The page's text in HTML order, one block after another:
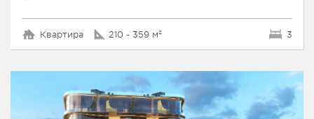
Квартира 210 - 359 м² 3